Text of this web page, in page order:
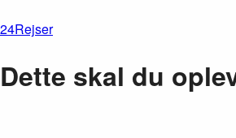
24Rejser
Dette skal du